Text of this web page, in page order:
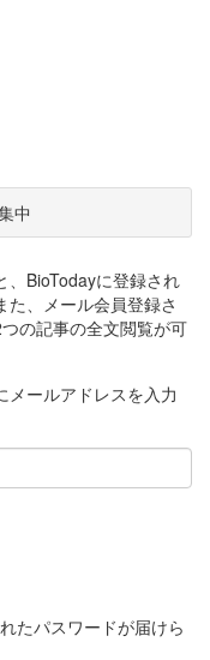
中
、BioTodayに登録され
、メール会員登録さ
の記事の全文閲覧が可
メールアドレスを入力
たパスワードが届けら